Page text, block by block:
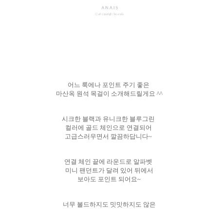
어느 룩에나 포인트 주기 좋은
마산옥 원석 목걸이 소개해드릴게요 ^^
시크한 블랙과 유니크한 블루그린
컬러에 골드 체인으로 연결되어
고급스러우면서 깔끔하답니다~
연결 체인 끝에 라운드로 알파벳
미니 팬던트가 달려 있어 뒤에서
보아도 포인트 되어요~
너무 볼드하지도 밋밋하지도 않은